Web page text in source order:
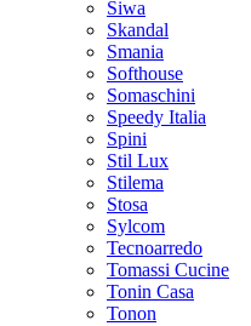
Siwa
Skandal
Smania
Softhouse
Somaschini
Speedy Italia
Spini
Stil Lux
Stilema
Stosa
Sylcom
Tecnoarredo
Tomassi Cucine
Tonin Casa
Tonon